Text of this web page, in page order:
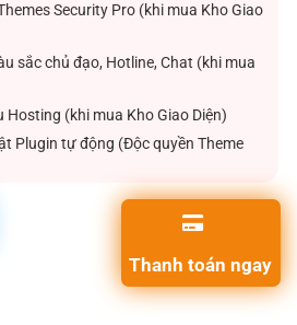
Security Pro (khi mua Kho Giao
sắc chủ đạo, Hotline, Chat (khi mua
(khi mua Kho Giao Diện)
Plugin tự động (Độc quyền Theme
Thanh toán ngay